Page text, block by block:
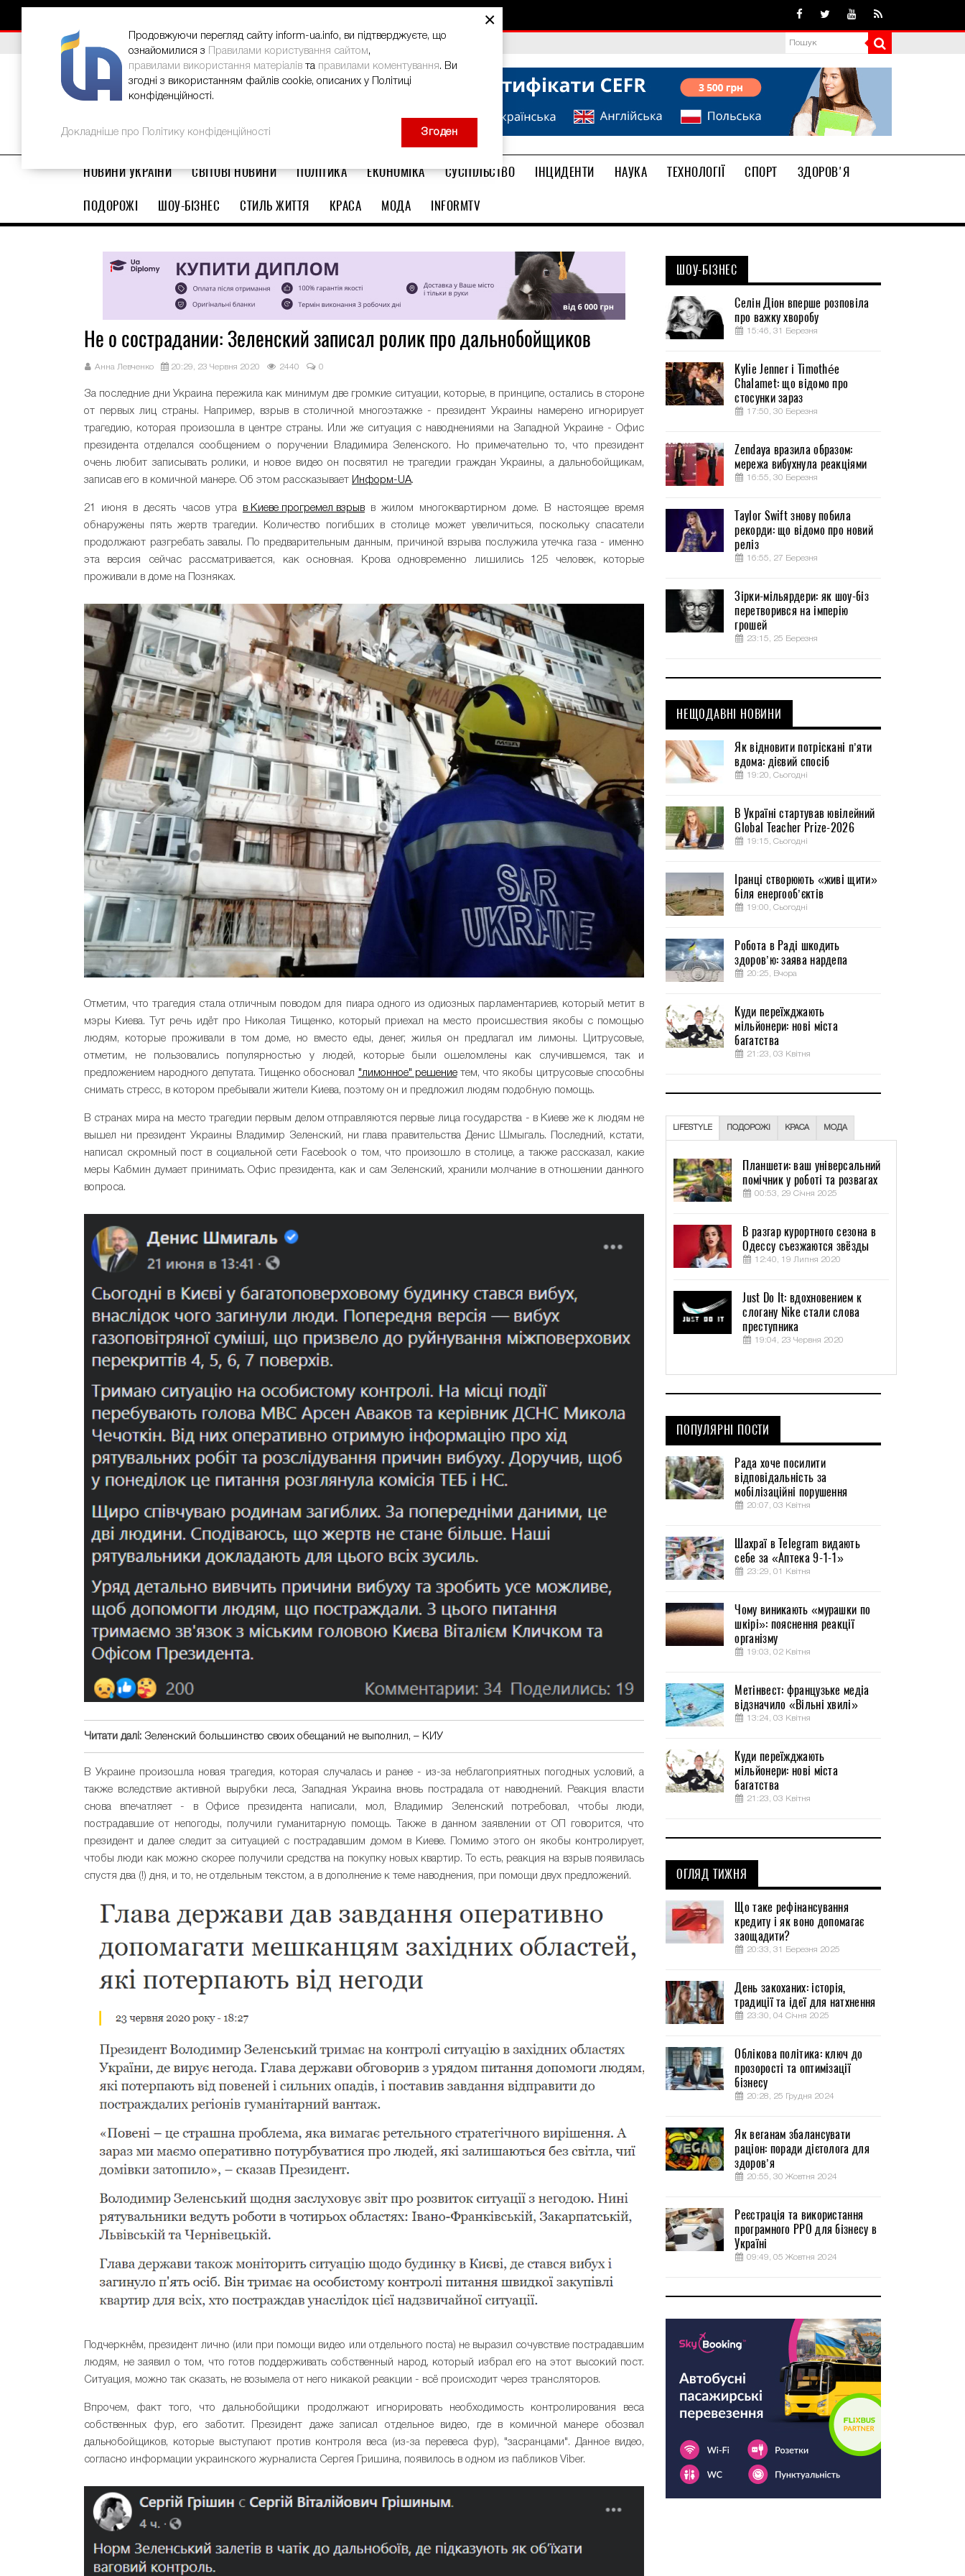
ВИБІР РЕДАКЦІЇ В Україні стартував ювілейний Global Teacher Prize-2026
НОВИНИ УКРАЇНИ СВІТОВІ НОВИНИ ПОЛІТИКА ЕКОНОМІКА СУСПІЛЬСТВО ІНЦИДЕНТИ НАУКА ТЕХНОЛОГІЇ СПОРТ
ЗДОРОВ'Я
ПОДОРОЖІ
ШОУ-БІЗНЕС СТИЛЬ ЖИТТЯ КРАСА МОДА INFORMTV
Не о сострадании: Зеленский записал ролик про дальнобойщиков
Анна Левченко 20:29, 23 Червня 2020 2440 0
За последние дни Украина пережила как минимум две громкие ситуации, которые, в принципе, остались в стороне
от первых лиц страны. Например, взрыв в столичной многоэтажке - президент Украины намерено игнорирует
трагедию, которая произошла в центре страны. Или же ситуация с наводнениями на Западной Украине - Офис
президента отделался сообщением о поручении Владимира Зеленского. Но примечательно то, что президент
очень любит записывать ролики, и новое видео он посвятил не трагедии граждан Украины, а дальнобойщикам,
записав его в комичной манере. Об этом рассказывает Информ-UA.
21 июня в десять часов утра в Киеве прогремел взрывв жилом многоквартирном доме. В настоящее время
обнаружены пять жертв трагедии. Количество погибших в столице может увеличиться, поскольку спасатели
продолжают разгребать завалы. По предварительным данным, причиной взрыва послужила утечка газа - именно
эта версия сейчас рассматривается, как основная. Крова одновременно лишились 125 человек, которые
проживали в доме на Позняках.
Отметим, что трагедия стала отличным поводом для пиара одного из одиозных парламентариев, который метит в
мэры Киева. Тут речь идёт про Николая Тищенко, который приехал на место происшествия якобы с помощью
людям, которые проживали в том доме, но вместо еды, денег, жилья он предлагал им лимоны. Цитрусовые,
отметим, не пользовались популярностью у людей, которые были ошеломлены как случившемся, так и
предложением народного депутата. Тищенко обосновал "лимонное" решениетем, что якобы цитрусовые способны
снимать стресс, в котором пребывали жители Киева, поэтому он и предложил людям подобную помощь.
В странах мира на место трагедии первым делом отправляются первые лица государства - в Киеве же к людям не
вышел ни президент Украины Владимир Зеленский, ни глава правительства Денис Шмыгаль. Последний, кстати,
написал скромный пост в социальной сети Facebook о том, что произошло в столице, а также рассказал, какие
меры Кабмин думает принимать. Офис президента, как и сам Зеленский, хранили молчание в отношении данного
вопроса.
Читати далі: Зеленский большинство своих обещаний не выполнил, – КИУ
В Украине произошла новая трагедия, которая случалась и ранее - из-за неблагоприятных погодных условий, а
также вследствие активной вырубки леса, Западная Украина вновь пострадала от наводнений. Реакция власти
снова впечатляет - в Офисе президента написали, мол, Владимир Зеленский потребовал, чтобы люди,
пострадавшие от непогоды, получили гуманитарную помощь. Также в данном заявлении от ОП говорится, что
президент и далее следит за ситуацией с пострадавшим домом в Киеве. Помимо этого он якобы контролирует,
чтобы люди как можно скорее получили средства на покупку новых квартир. То есть, реакция на взрыв появилась
спустя два (!) дня, и то, не отдельным текстом, а в дополнение к теме наводнения, при помощи двух предложений.
Подчеркнём, президент лично (или при помощи видео или отдельного поста) не выразил сочувствие пострадавшим
людям, не заявил о том, что готов поддерживать собственный народ, который избрал его на этот высокий пост.
Ситуация, можно так сказать, не возымела от него никакой реакции - всё происходит через трансляторов.
Впрочем, факт того, что дальнобойщики продолжают игнорировать необходимость контролирования веса
собственных фур, его заботит. Президент даже записал отдельное видео, где в комичной манере обозвал
дальнобойщиков, которые выступают против контроля веса (из-за перевеса фур), "засранцами". Данное видео,
согласно информации украинского журналиста Сергея Гришина, появилось в одном из пабликов Viber.
ШОУ-БІЗНЕС
Селін Діон вперше розповіла
про важку хворобу
15:46, 31 Березня
Kylie Jenner і Timothée
Chalamet: що відомо про
стосунки зараз
17:50, 30 Березня
Zendaya вразила образом:
мережа вибухнула реакціями
16:55, 30 Березня
Taylor Swift знову побила
рекорди: що відомо про новий
реліз
16:55, 27 Березня
Зірки-мільярдери: як шоу-біз
перетворився на імперію
грошей
23:15, 25 Березня
НЕЩОДАВНІ НОВИНИ
Як відновити потріскані п’яти
вдома: дієвий спосіб
19:20, Сьогодні
В Україні стартував ювілейний
Global Teacher Prize-2026
19:15, Сьогодні
Іранці створюють «живі щити»
біля енергооб’єктів
19:00, Сьогодні
Робота в Раді шкодить
здоров’ю: заява нардепа
20:25, Вчора
Куди переїжджають
мільйонери: нові міста
багатства
21:23, 03 Квітня
LIFESTYLE ПОДОРОЖІ КРАСА МОДА
Планшети: ваш універсальний
помічник у роботі та розвагах
00:53, 29 Січня 2025
В разгар курортного сезона в
Одессу съезжаются звёзды
12:40, 19 Липня 2020
Just Do It: вдохновением к
слогану Nike стали слова
преступника
19:04, 23 Червня 2020
ПОПУЛЯРНІ ПОСТИ
Рада хоче посилити
відповідальність за
мобілізаційні порушення
20:07, 03 Квітня
Шахраї в Telegram видають
себе за «Аптека 9-1-1»
23:29, 01 Квітня
Чому виникають «мурашки по
шкірі»: пояснення реакції
організму
19:03, 02 Квітня
Метінвест: французьке медіа
відзначило «Вільні хвилі»
13:24, 03 Квітня
Куди переїжджають
мільйонери: нові міста
багатства
21:23, 03 Квітня
ОГЛЯД ТИЖНЯ
Що таке рефінансування
кредиту і як воно допомагає
заощадити?
20:33, 31 Березня 2025
День закоханих: історія,
традиції та ідеї для натхнення
23:30, 04 Січня 2025
Облікова політика: ключ до
прозорості та оптимізації
бізнесу
20:28, 25 Грудня 2024
Як веганам збалансувати
раціон: поради дієтолога для
здоров’я
20:55, 30 Жовтня 2024
Реєстрація та використання
програмного РРО для бізнесу в
Україні
09:49, 05 Жовтня 2024
×
Продовжуючи перегляд сайту inform-ua.info, ви підтверджуєте, що
ознайомилися з
Правилами користування сайтом,
правилами використання матеріалів та правилами коментування. Ви
згодні з використанням файлів cookie, описаних у Політиці
конфіденційності.
Докладніше про Політику конфіденційності Згоден